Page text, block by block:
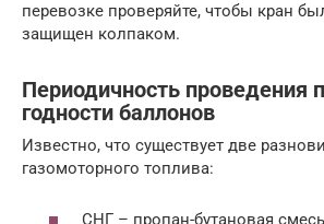
перевозке проверяйте, чтобы кран
защищен колпаком.
Периодичность проведения
годности баллонов
Известно, что существует две
газомоторного топлива:
СНГ – пропан-бутановая